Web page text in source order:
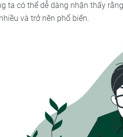
ta có thể dễ dàng nhận thấy rằng
và trở nên phổ biến.